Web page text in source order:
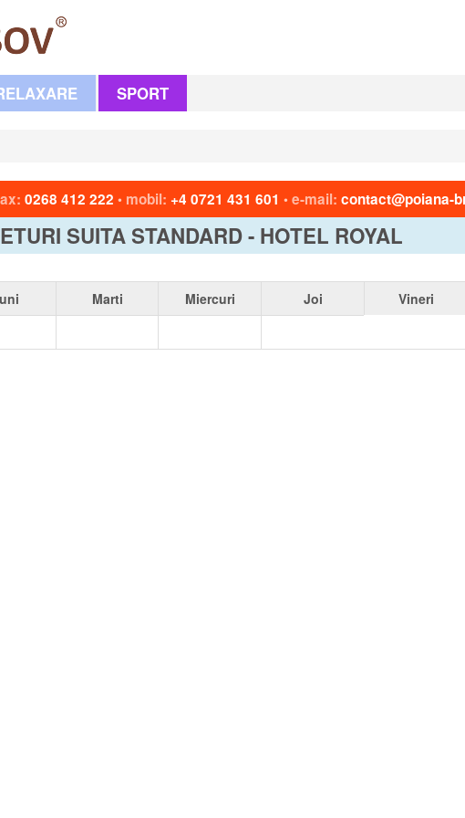
SPORT
0268 412 222 • mobil: +4 0721 431 601 • e-mail: contact@poiana-
SUITA STANDARD - HOTEL ROYAL
Marti Miercuri Joi Vineri